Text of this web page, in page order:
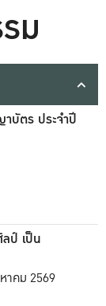
ม
บัตร ประจำปี
ป์ เป็น
าคม 2569